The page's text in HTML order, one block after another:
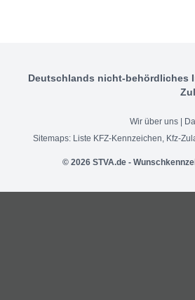
Deutschlands nicht-behördliches
Wir über uns
Sitemaps: Liste KFZ-Kennzeichen, Kfz-
© 2026 STVA.de -